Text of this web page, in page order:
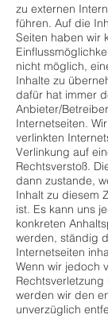
zu externen
führen. Auf die
Seiten haben wir
nicht möglich,
Inhalte zu
dafür hat immer
Anbieter/
Internetseiten.
verlinkten
Verlinkung auf
Rechtsverstoß.
dann zustande,
Inhalt zu diesem
ist. Es kann uns
konkreten
werden, ständig
Internetseiten
Wenn wir jedoch
werden wir den
unverzüglich